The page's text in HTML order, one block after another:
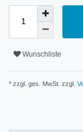
Wunschliste
* zzgl. ges. MwSt. zzgl.